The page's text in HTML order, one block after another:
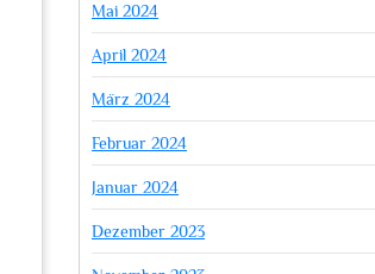
Mai 2024
April 2024
März 2024
Februar 2024
Januar 2024
Dezember 2023